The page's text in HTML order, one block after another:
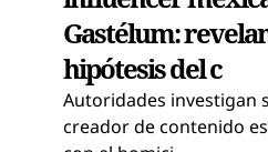
Gastélum:
hipótesis del c
Autoridades investigan
creador de contenido